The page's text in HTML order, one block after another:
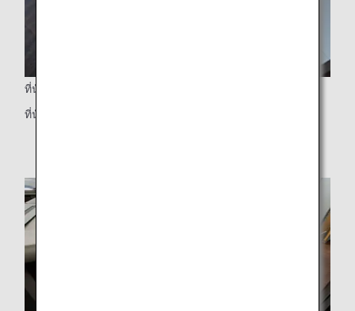
ที่นั่ง
ที่นั่งปรับนอนราบ